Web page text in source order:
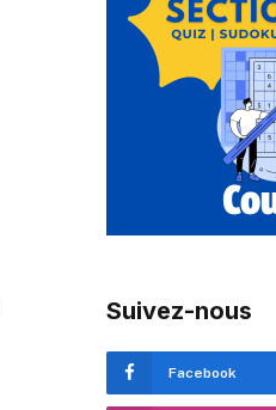
Suivez-nous
Facebook